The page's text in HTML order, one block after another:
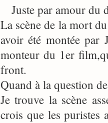
Juste par amour du
La scène de la mort
avoir été montée par
monteur du 1er
front.
Quand à la question
Je trouve la scène
crois que les puristes